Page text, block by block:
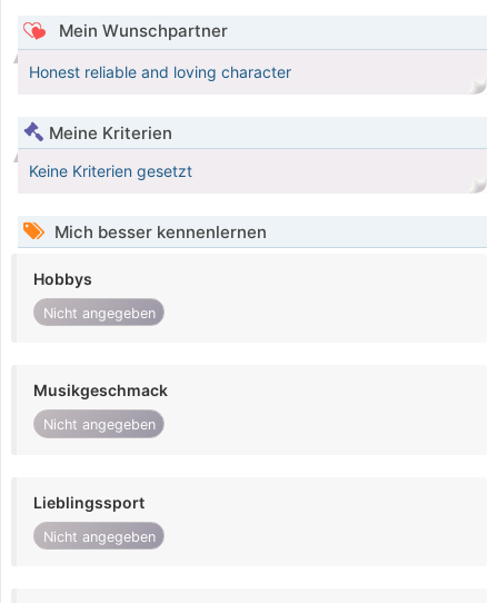
Mein Wunschpartner
Honest reliable and loving character
Meine Kriterien
Keine Kriterien gesetzt
Mich besser kennenlernen
Hobbys
Nicht angegeben
Musikgeschmack
Nicht angegeben
Lieblingssport
Nicht angegeben